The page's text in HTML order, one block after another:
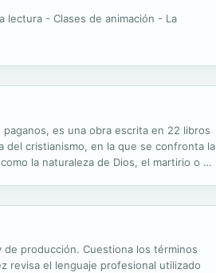
lectura - Clases de animación - La
es una obra escrita en 22 libros
del cristianismo, en la que se confronta la
la naturaleza de Dios, el martirio o el
producción. Cuestiona los términos
revisa el lenguaje profesional utilizado